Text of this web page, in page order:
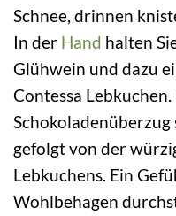
Schnee, drinnen
In der Hand halten
Glühwein und dazu
Contessa
gefolgt von der
Lebkuchens. Ein
Wohlbehagen